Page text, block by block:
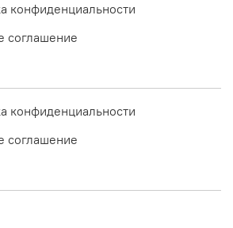
конфиденциальности
соглашение
конфиденциальности
соглашение